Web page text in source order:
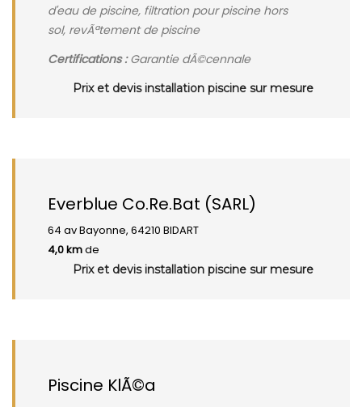
d'eau de piscine, filtration pour piscine hors
sol, revÃªtement de piscine
Certifications :Garantie dÃ©cennale
Prix et devis installation piscine sur mesure
Everblue Co.Re.Bat (SARL)
64 av Bayonne, 64210 BIDART
4,0 kmde
Prix et devis installation piscine sur mesure
Piscine KlÃ©a